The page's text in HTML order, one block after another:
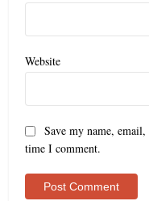
Website
Save my name,
time I comment.